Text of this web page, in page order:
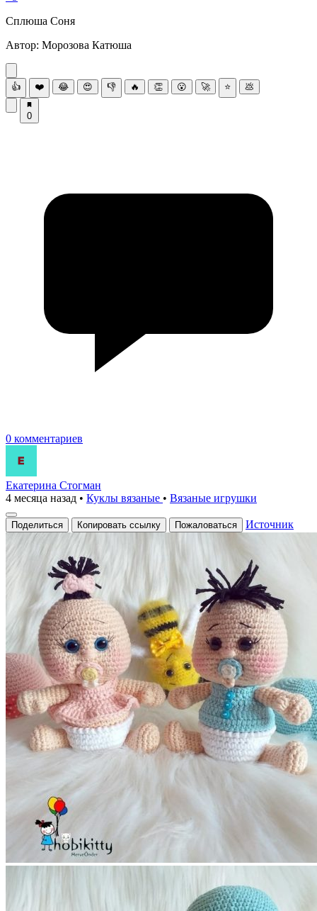
Сплюшa Соня
Автоp: Мopoзoва Катюша
👍 ❤️ 😂 😍 👎 🔥 👏 😮 🚀 ⭐ 💩
0
0 комментариев
Екатерина Стогман
4 месяца назад • Куклы вязаные • Вязаные игрушки
Поделиться Копировать ссылку Пожаловаться Источник